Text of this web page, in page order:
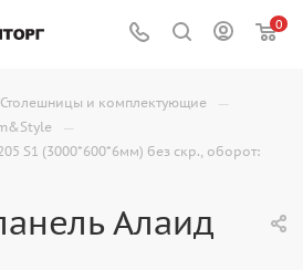
0
Столешницы и комплектующие —
—
S1 (3000*600*6мм) без скр., оборот:
Алаид